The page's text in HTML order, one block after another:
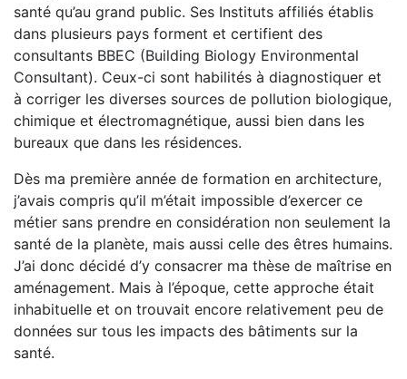
santé qu’au grand public. Ses Instituts affiliés établis
dans plusieurs pays forment et certifient des
consultants BBEC (Building Biology Environmental
Consultant). Ceux-ci sont habilités à diagnostiquer et
à corriger les diverses sources de pollution biologique,
chimique et électromagnétique, aussi bien dans les
bureaux que dans les résidences.
Dès ma première année de formation en architecture,
j’avais compris qu’il m’était impossible d’exercer ce
métier sans prendre en considération non seulement la
santé de la planète, mais aussi celle des êtres humains.
J’ai donc décidé d’y consacrer ma thèse de maîtrise en
aménagement. Mais à l’époque, cette approche était
inhabituelle et on trouvait encore relativement peu de
données sur tous les impacts des bâtiments sur la
santé.